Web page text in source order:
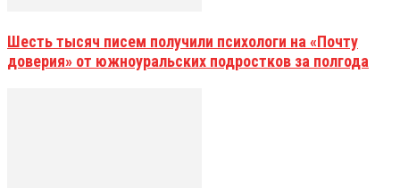
Шесть тысяч писем получили психологи на «Почту
доверия» от южноуральских подростков за полгода